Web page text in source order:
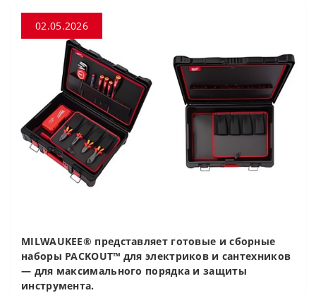
02.05.2026
MILWAUKEE® представляет готовые и сборные
наборы PACKOUT™ для электриков и сантехников
— для максимального порядка и защиты
инструмента.